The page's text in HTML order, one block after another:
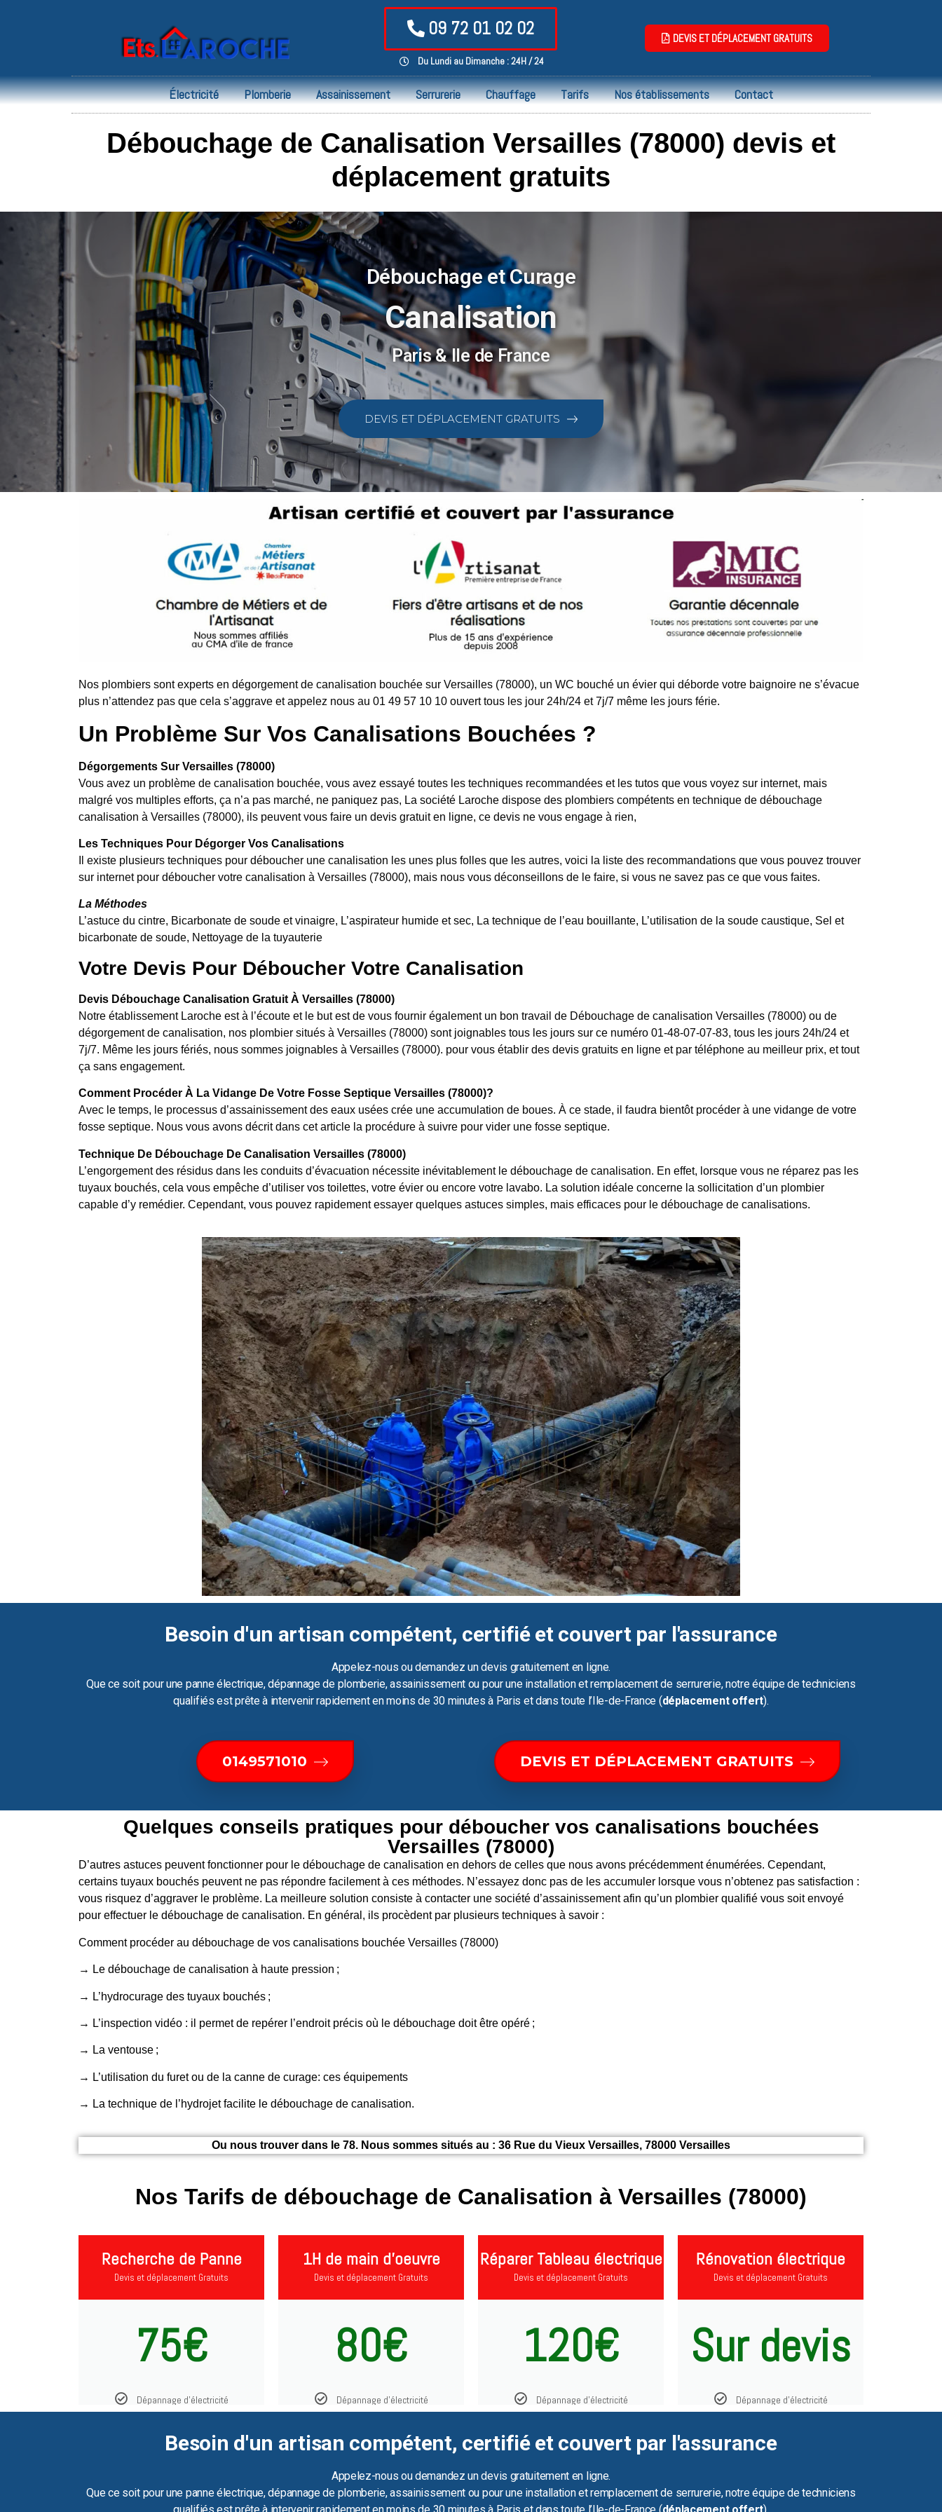
09 72 01 02 02
Du Lundi au Dimanche : 24H / 24
DEVIS ET DÉPLACEMENT GRATUITS
Électricité Plomberie Assainissement Serrurerie Chauffage Tarifs Nos établissements Contact
Débouchage de Canalisation Versailles (78000) devis et
déplacement gratuits
Débouchage et Curage
Canalisation
Paris & Ile de France
DEVIS ET DÉPLACEMENT GRATUITS
Nos plombiers sont experts en dégorgement de canalisation bouchée sur Versailles (78000), un WC bouché un évier qui déborde votre baignoire ne s’évacue
plus n’attendez pas que cela s’aggrave et appelez nous au 01 49 57 10 10 ouvert tous les jour 24h/24 et 7j/7 même les jours férie.
Un Problème Sur Vos Canalisations Bouchées ?
Dégorgements Sur Versailles (78000)
Vous avez un problème de canalisation bouchée, vous avez essayé toutes les techniques recommandées et les tutos que vous voyez sur internet, mais
malgré vos multiples efforts, ça n’a pas marché, ne paniquez pas, La société Laroche dispose des plombiers compétents en technique de débouchage
canalisation à Versailles (78000), ils peuvent vous faire un devis gratuit en ligne, ce devis ne vous engage à rien,
Les Techniques Pour Dégorger Vos Canalisations
Il existe plusieurs techniques pour déboucher une canalisation les unes plus folles que les autres, voici la liste des recommandations que vous pouvez trouver
sur internet pour déboucher votre canalisation à Versailles (78000), mais nous vous déconseillons de le faire, si vous ne savez pas ce que vous faites.
La Méthodes
L’astuce du cintre, Bicarbonate de soude et vinaigre, L’aspirateur humide et sec, La technique de l’eau bouillante, L’utilisation de la soude caustique, Sel et
bicarbonate de soude, Nettoyage de la tuyauterie
Votre Devis Pour Déboucher Votre Canalisation
Devis Débouchage Canalisation Gratuit À Versailles (78000)
Notre établissement Laroche est à l’écoute et le but est de vous fournir également un bon travail de Débouchage de canalisation Versailles (78000) ou de
dégorgement de canalisation, nos plombier situés à Versailles (78000) sont joignables tous les jours sur ce numéro 01-48-07-07-83, tous les jours 24h/24 et
7j/7. Même les jours fériés, nous sommes joignables à Versailles (78000). pour vous établir des devis gratuits en ligne et par téléphone au meilleur prix, et tout
ça sans engagement.
Comment Procéder À La Vidange De Votre Fosse Septique Versailles (78000)?
Avec le temps, le processus d’assainissement des eaux usées crée une accumulation de boues. À ce stade, il faudra bientôt procéder à une vidange de votre
fosse septique. Nous vous avons décrit dans cet article la procédure à suivre pour vider une fosse septique.
Technique De Débouchage De Canalisation Versailles (78000)
L’engorgement des résidus dans les conduits d’évacuation nécessite inévitablement le débouchage de canalisation. En effet, lorsque vous ne réparez pas les
tuyaux bouchés, cela vous empêche d’utiliser vos toilettes, votre évier ou encore votre lavabo. La solution idéale concerne la sollicitation d’un plombier
capable d’y remédier. Cependant, vous pouvez rapidement essayer quelques astuces simples, mais efficaces pour le débouchage de canalisations.
Besoin d'un artisan compétent, certifié et couvert par l'assurance
Appelez-nous ou demandez un devis gratuitement en ligne.
Que ce soit pour une panne électrique, dépannage de plomberie, assainissement ou pour une installation et remplacement de serrurerie, notre équipe de techniciens
qualifiés est prête à intervenir rapidement en moins de 30 minutes à Paris et dans toute l’Ile-de-France (déplacement offert).
0149571010 DEVIS ET DÉPLACEMENT GRATUITS
Quelques conseils pratiques pour déboucher vos canalisations bouchées
Versailles (78000)
D’autres astuces peuvent fonctionner pour le débouchage de canalisation en dehors de celles que nous avons précédemment énumérées. Cependant,
certains tuyaux bouchés peuvent ne pas répondre facilement à ces méthodes. N’essayez donc pas de les accumuler lorsque vous n’obtenez pas satisfaction :
vous risquez d’aggraver le problème. La meilleure solution consiste à contacter une société d’assainissement afin qu’un plombier qualifié vous soit envoyé
pour effectuer le débouchage de canalisation. En général, ils procèdent par plusieurs techniques à savoir :
Comment procéder au débouchage de vos canalisations bouchée Versailles (78000)
→ Le débouchage de canalisation à haute pression ;
→ L’hydrocurage des tuyaux bouchés ;
→ L’inspection vidéo : il permet de repérer l’endroit précis où le débouchage doit être opéré ;
→ La ventouse ;
→ L’utilisation du furet ou de la canne de curage: ces équipements
→ La technique de l’hydrojet facilite le débouchage de canalisation.
Ou nous trouver dans le 78. Nous sommes situés au : 36 Rue du Vieux Versailles, 78000 Versailles
Nos Tarifs de débouchage de Canalisation à Versailles (78000)
Recherche de Panne
Devis et déplacement Gratuits
75€
Dépannage d'électricité
1H de main d'oeuvre
Devis et déplacement Gratuits
80€
Dépannage d'électricité
Réparer Tableau électrique
Devis et déplacement Gratuits
120€
Dépannage d'électricité
Rénovation électrique
Devis et déplacement Gratuits
Sur devis
Dépannage d'électricité
Besoin d'un artisan compétent, certifié et couvert par l'assurance
Appelez-nous ou demandez un devis gratuitement en ligne.
Que ce soit pour une panne électrique, dépannage de plomberie, assainissement ou pour une installation et remplacement de serrurerie, notre équipe de techniciens